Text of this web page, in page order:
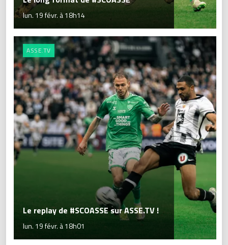
lun. 19 févr. à 18h14
ASSE.TV
Le replay de #SCOASSE sur ASSE.TV !
lun. 19 févr. à 18h01